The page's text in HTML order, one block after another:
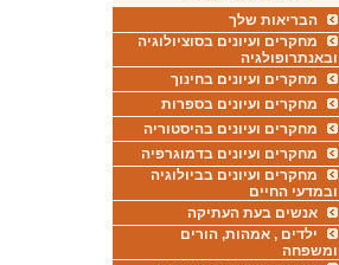
הבריאות שלך
מחקרים ועיונים בסוציולוגיה
ובאנתרופולגיה
מחקרים ועיונים בחינוך
מחקרים ועיונים בספרות
מחקרים ועיונים בהיסטוריה
מחקרים ועיונים בדמוגרפיה
מחקרים ועיונים בביולוגיה
ובמדעי החיים
אנשים בעת העתיקה
ילדים , אמהות, הורים
ומשפחה